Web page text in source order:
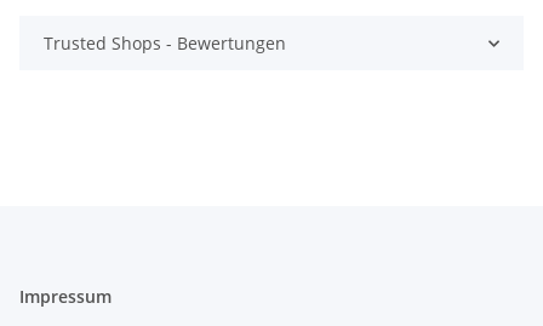
Trusted Shops - Bewertungen
Impressum